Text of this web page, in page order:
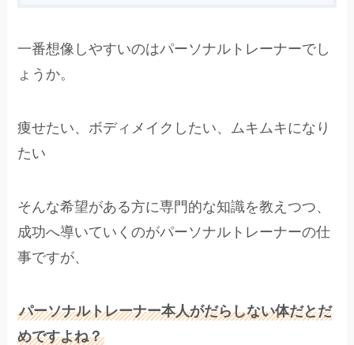
一番想像しやすいのはパーソナルトレーナーでし
ょうか。
痩せたい、ボディメイクしたい、ムキムキになり
たい
そんな希望がある方に専門的な知識を教えつつ、
成功へ導いていくのがパーソナルトレーナーの仕
事ですが、
パーソナルトレーナー本人がだらしない体だとだ
めですよね？